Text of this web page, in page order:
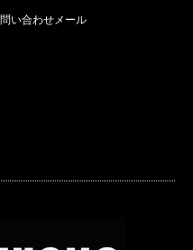
問い合わせメール